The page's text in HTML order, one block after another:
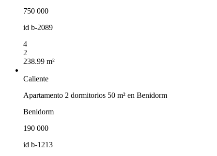
750 000
id b-2089
4
2
238.99 m²
Caliente
Apartamento 2 dormitorios 50 m² en Benidorm
Benidorm
190 000
id b-1213